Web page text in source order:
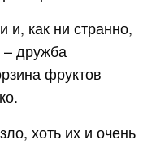
как ни странно,
– дружба
фруктов
хоть их и очень